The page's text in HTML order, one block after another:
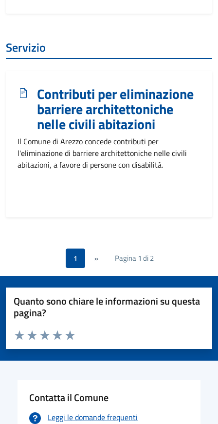
Servizio
Contributi per eliminazione
barriere architettoniche
nelle civili abitazioni
Il Comune di Arezzo concede contributi per
l'eliminazione di barriere architettoniche nelle civili
abitazioni, a favore di persone con disabilità.
1 » Pagina 1 di 2
Quanto sono chiare le informazioni su questa
pagina?
Valuta da 1 a 5 stelle la pagina
Valuta 5 stelle su 5
Valuta 4 stelle su 5
Valuta 3 stelle su 5
Valuta 2 stelle su 5
Valuta 1 stelle su 5
Contatta il Comune
Leggi le domande frequenti